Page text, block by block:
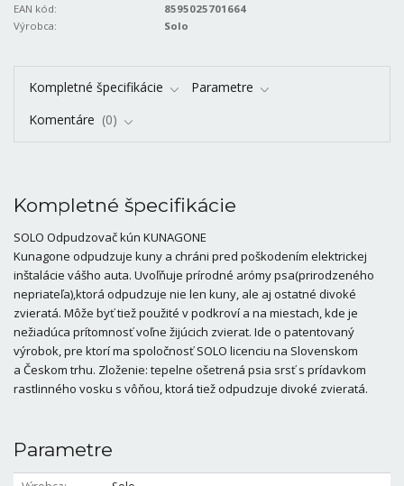
EAN kód:
8595025701664
Výrobca:
Solo
Kompletné špecifikácie
Parametre
Komentáre
0
Kompletné špecifikácie
SOLO Odpudzovač kún KUNAGONE
Kunagone odpudzuje kuny a chráni pred poškodením elektrickej
inštalácie vášho auta. Uvoľňuje prírodné arómy psa(prirodzeného
nepriateľa),ktorá odpudzuje nie len kuny, ale aj ostatné divoké
zvieratá. Môže byť tiež použité v podkroví a na miestach, kde je
nežiadúca prítomnosť voľne žijúcich zvierat. Ide o patentovaný
výrobok, pre ktorí ma spoločnosť SOLO licenciu na Slovenskom
a Českom trhu. Zloženie: tepelne ošetrená psia srsť s prídavkom
rastlinného vosku s vôňou, ktorá tiež odpudzuje divoké zvieratá.
Parametre